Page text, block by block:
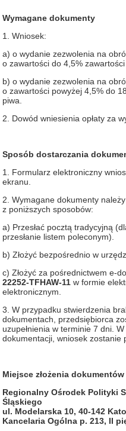
Wymagane dokumenty
1. Wniosek:
a) o wydanie zezwolenia na
o zawartości do 4,5%
b) o wydanie zezwolenia na
o zawartości powyżej 4,5% do
piwa.
2. Dowód wniesienia opłaty za
Sposób dostarczania
1. Formularz elektroniczny
ekranu.
2. Wymagane dokumenty
z poniższych sposobów:
a) Przesłać pocztą tradycyjną
przesłanie listem poleconym).
b) Złożyć bezpośrednio w
c) Złożyć za pośrednictwem e-
22252-TFHAW-11 w formie
elektronicznym.
3. W przypadku stwierdzenia
dokumentach, przedsiębiorca
uzupełnienia w terminie 7 dni.
dokumentacji, wniosek zostanie
Miejsce złożenia
Regionalny Ośrodek Polityki
Śląskiego
ul. Modelarska 10, 40-142
Kancelaria Ogólna p. 213, II